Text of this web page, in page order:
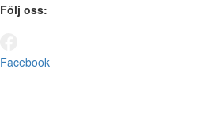
Följ oss:
Facebook